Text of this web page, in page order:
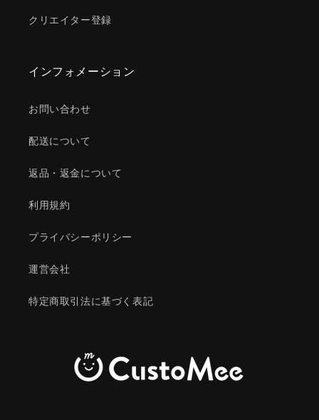
クリエイター登録
インフォメーション
お問い合わせ
配送について
返品・返金について
利用規約
プライバシーポリシー
運営会社
特定商取引法に基づく表記